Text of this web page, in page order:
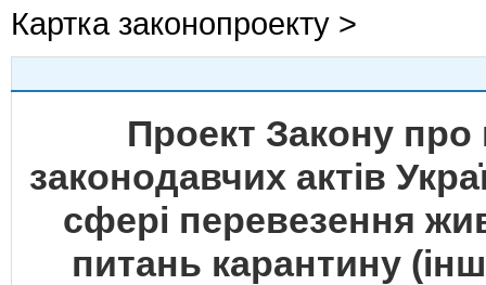
Картка законопроекту >
Проект Закону про
законодавчих актів
сфері перевезення
питань карантину